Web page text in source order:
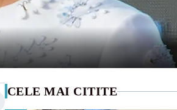
CELE MAI CITITE